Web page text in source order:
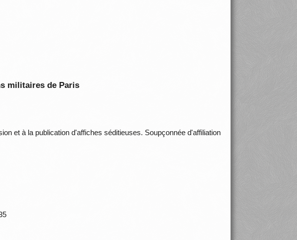
militaires de Paris
et à la publication d'affiches séditieuses. Soupçonnée d'affiliation